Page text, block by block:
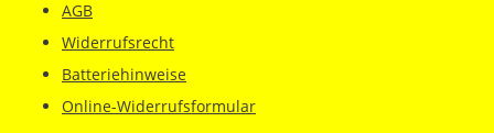
AGB
Widerrufsrecht
Batteriehinweise
Online-Widerrufsformular